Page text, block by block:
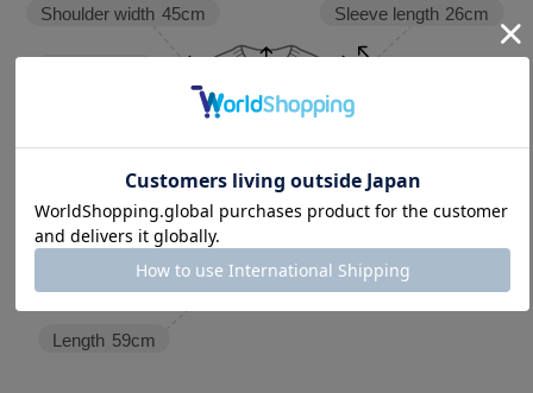
Sleeve length 26cm
Length 59cm
Shoulder width 45cm